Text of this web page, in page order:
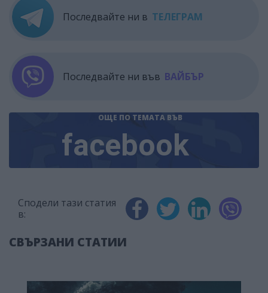
Последвайте ни в ТЕЛЕГРАМ
Последвайте ни във ВАЙБЪР
ОЩЕ ПО ТЕМАТА ВЪВ
facebook
Сподели тази статия
в:
СВЪРЗАНИ СТАТИИ